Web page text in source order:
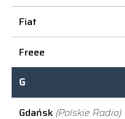
Fiat
Freee
G
Gdańsk (Polskie Radio)